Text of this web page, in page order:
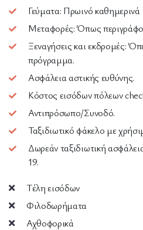
Γεύματα: Πρωινό καθημερινά
Μεταφορές: Όπως
Ξεναγήσεις και εκδρομές:
πρόγραμμα.
Ασφάλεια αστικής ευθύνης.
Κόστος εισόδων πόλεων
Αντιπρόσωπο/Συνοδό.
Ταξιδιωτικό φάκελο με
Δωρεάν ταξιδιωτική
19.
Τέλη εισόδων
Φιλοδωρήματα
Αχθοφορικά